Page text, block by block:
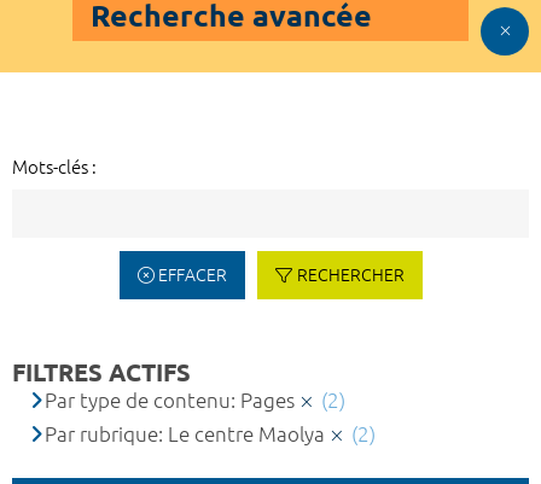
Recherche avancée
Mots-clés :
EFFACER RECHERCHER
FILTRES ACTIFS
Par type de contenu: Pages
(2)
Par rubrique: Le centre Maolya
(2)